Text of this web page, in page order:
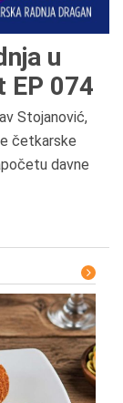
u
EP 074
Stojanović,
četkarske
davne